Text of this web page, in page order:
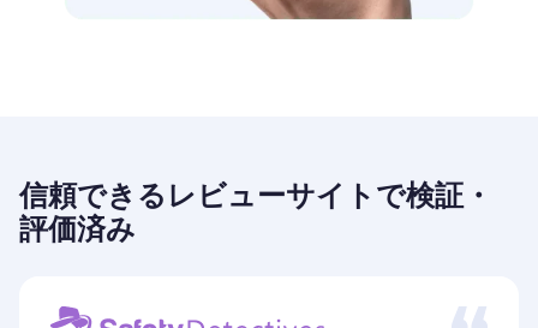
信頼できるレビューサイトで検証・
評価済み